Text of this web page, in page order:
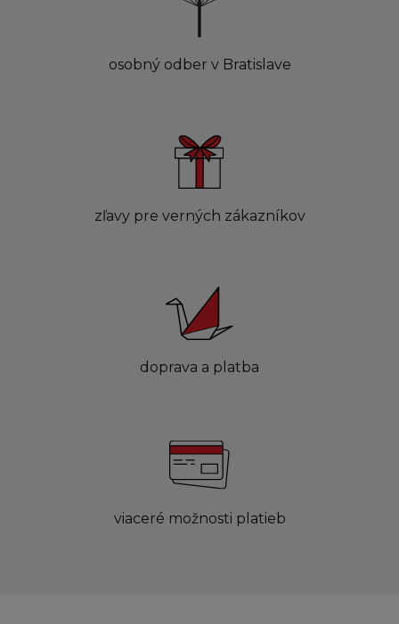
osobný odber v Bratislave
zľavy pre verných zákazníkov
doprava a platba
viaceré možnosti platieb